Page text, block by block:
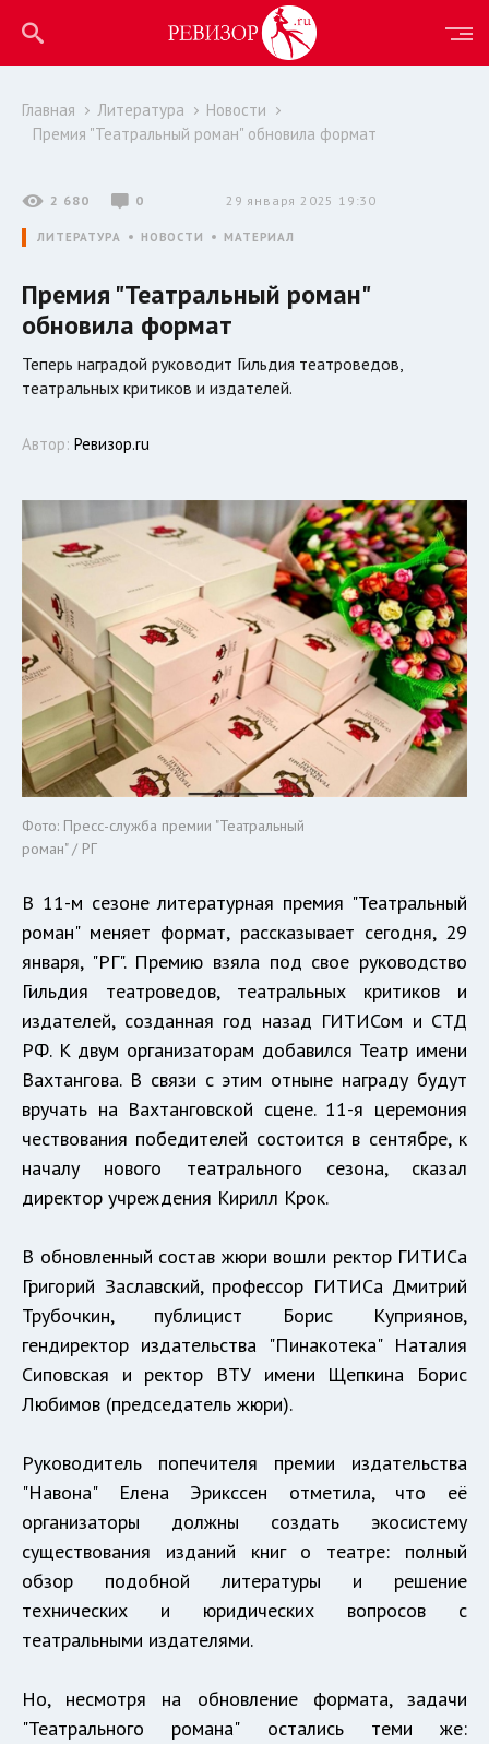
Главная Литература
Новости
Премия "Театральный роман" обновила формат
2 680 0 29 января 2025 19:30
ЛИТЕРАТУРА НОВОСТИ МАТЕРИАЛ
Премия "Театральный роман"
обновила формат
Теперь наградой руководит Гильдия театроведов,
театральных критиков и издателей.
Автор: Ревизор.ru
Фото: Пресс-служба премии "Театральный
роман" / РГ
В 11-м сезоне литературная премия "Театральный
роман" меняет формат, рассказывает сегодня, 29
января, "РГ". Премию взяла под свое руководство
Гильдия театроведов, театральных критиков и
издателей, созданная год назад ГИТИСом и СТД
РФ. К двум организаторам добавился Театр имени
Вахтангова. В связи с этим отныне награду будут
вручать на Вахтанговской сцене. 11-я церемония
чествования победителей состоится в сентябре, к
началу нового театрального сезона, сказал
директор учреждения Кирилл Крок.
В обновленный состав жюри вошли ректор ГИТИСа
Григорий Заславский, профессор ГИТИСа Дмитрий
Трубочкин, публицист Борис Куприянов,
гендиректор издательства "Пинакотека" Наталия
Сиповская и ректор ВТУ имени Щепкина Борис
Любимов (председатель жюри).
Руководитель попечителя премии издательства
"Навона" Елена Эрикссен отметила, что её
организаторы должны создать экосистему
существования изданий книг о театре: полный
обзор подобной литературы и решение
технических и юридических вопросов с
театральными издателями.
Но, несмотря на обновление формата, задачи
"Театрального романа" остались теми же: